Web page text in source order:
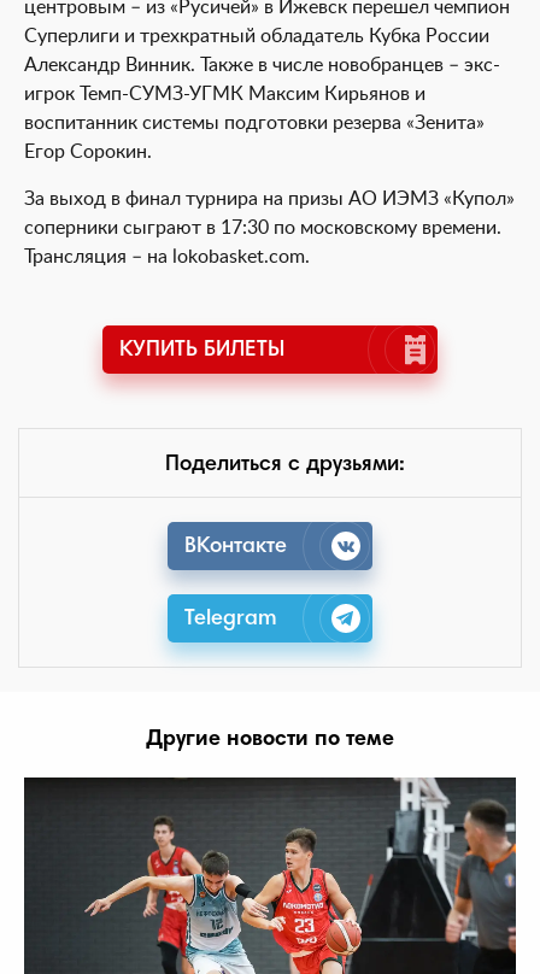
центровым – из «Русичей» в Ижевск перешел чемпион
Суперлиги и трехкратный обладатель Кубка России
Александр Винник. Также в числе новобранцев – экс-
игрок Темп-СУМЗ-УГМК Максим Кирьянов и
воспитанник системы подготовки резерва «Зенита»
Егор Сорокин.
За выход в финал турнира на призы АО ИЭМЗ «Купол»
соперники сыграют в 17:30 по московскому времени.
Трансляция – на lokobasket.com.
КУПИТЬ БИЛЕТЫ
Поделиться с друзьями:
ВКонтакте
Telegram
Другие новости по теме